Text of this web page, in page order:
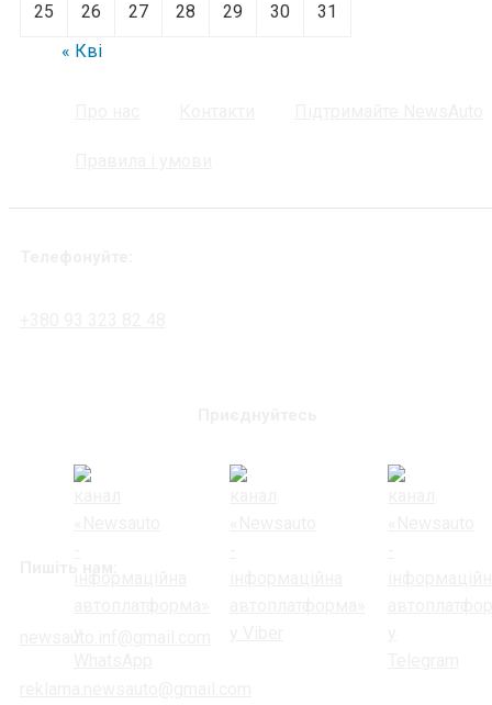
25 26 27 28 29 30
31
« Кві